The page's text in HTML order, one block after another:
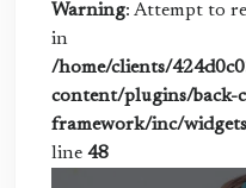
Warning: Attempt to
in
/home/clients/
content/plugins/back-
framework/inc/
line 48